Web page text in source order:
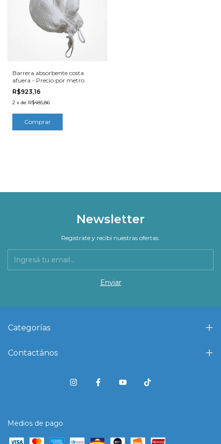
Barrera absorbente costa
afuera - Precio por metro
R$923,16
2 x de R$485,86
Newsletter
Registrate y recibí nuestras ofertas.
Categorías
Contactános
Medios de pago